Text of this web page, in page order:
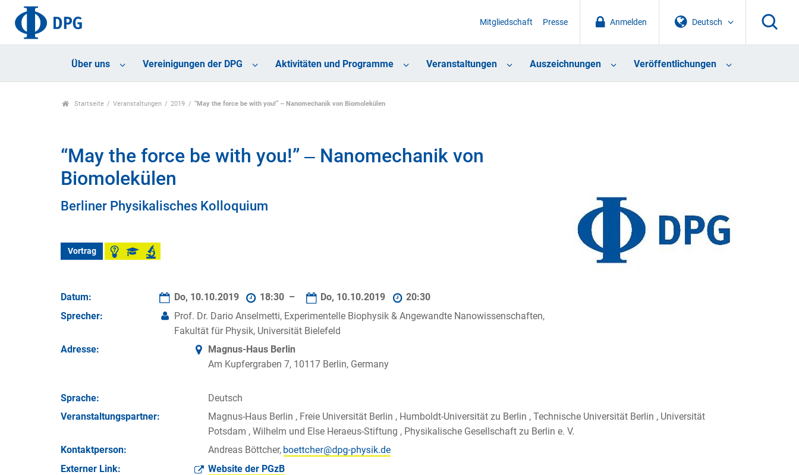
Deutsch
Anmelden
Mitgliedschaft Presse
Über uns Vereinigungen der DPG Aktivitäten und Programme Veranstaltungen Auszeichnungen Veröffentlichungen
Startseite Veranstaltungen 2019 “May the force be with you!” ‒ Nanomechanik von Biomolekülen
“May the force be with you!” ‒ Nanomechanik von
Biomolekülen
Berliner Physikalisches Kolloquium
Vortrag
Datum: Do, 10.10.2019 18:30 – Do, 10.10.2019
20:30
Sprecher:
Prof. Dr. Dario Anselmetti, Experimentelle Biophysik & Angewandte Nanowissenschaften,
Fakultät für Physik, Universität Bielefeld
Adresse:
Magnus-Haus Berlin
Am Kupfergraben 7, 10117 Berlin, Germany
Sprache:
Deutsch
Veran­staltungs­partner:
Magnus-Haus Berlin , Freie Universität Berlin , Humboldt-Universität zu Berlin , Technische Universität Berlin , Universität
Potsdam , Wilhelm und Else Heraeus-Stiftung , Physikalische Gesellschaft zu Berlin e. V.
Kontakt­person:
Andreas Böttcher,
Externer Link:
Website der PGzB